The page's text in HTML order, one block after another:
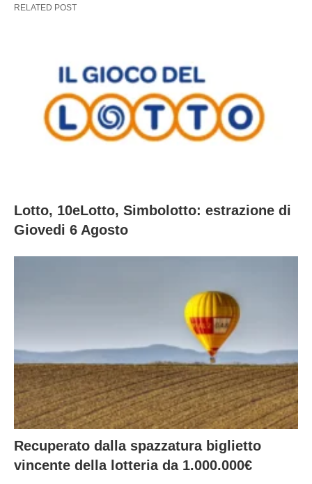
RELATED POST
Lotto, 10eLotto, Simbolotto: estrazione di
Giovedi 6 Agosto
Recuperato dalla spazzatura biglietto
vincente della lotteria da 1.000.000€